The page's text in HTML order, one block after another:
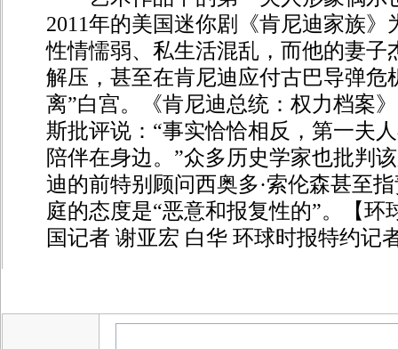
2011年的美国迷你剧《肯尼迪家族
性情懦弱、私生活混乱，而他的妻子
解压，甚至在肯尼迪应付古巴导弹危
离”白宫。《肯尼迪总统：权力档案
斯批评说：“事实恰恰相反，第一夫
陪伴在身边。”众多历史学家也批判
迪的前特别顾问西奥多·索伦森甚至
庭的态度是“恶意和报复性的”。【环
国记者 谢亚宏 白华 环球时报特约记